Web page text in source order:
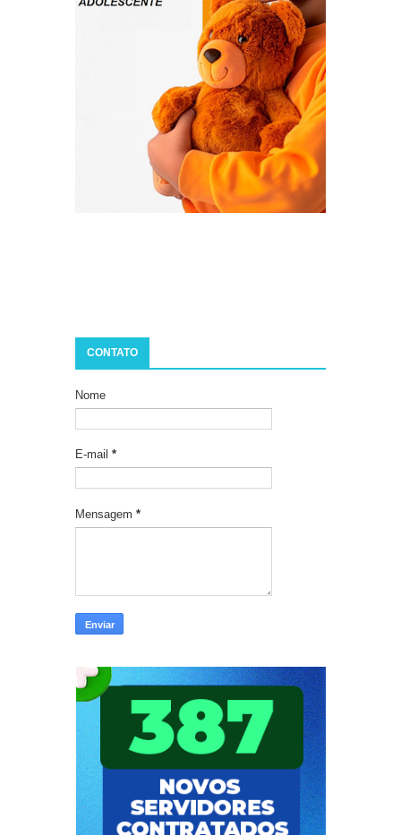
CONTATO
Nome
E-mail *
Mensagem *